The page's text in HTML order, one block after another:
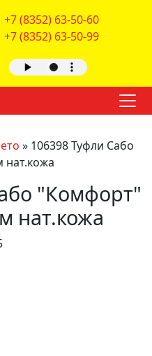
+7 (8352) 63-50-60
+7 (8352) 63-50-99
» 106398 Туфли Сабо
нат.кожа
"Комфорт"
нат.кожа